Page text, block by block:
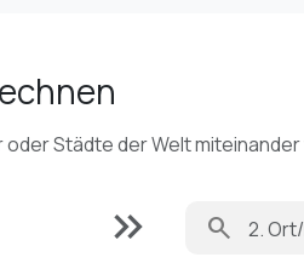
Städte der Welt
keyboard_double_arrow_right search